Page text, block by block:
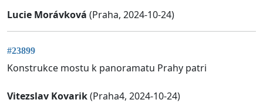
Lucie Morávková (Praha, 2024-10-24)
#23899
Konstrukce mostu k panoramatu Prahy patri
Vitezslav Kovarik(Praha4, 2024-10-24)